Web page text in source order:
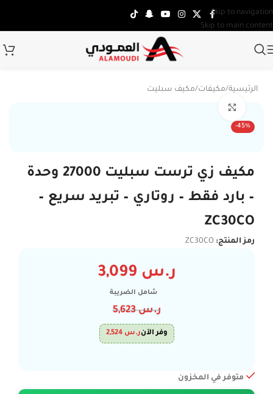
Skip to navigation
Skip to main content
الرئيسية/مكيفات/مكيف سبليت
-45%
مكيف زي ترست سبليت 27000 وحدة
– بارد فقط – روتاري – تبريد سريع –
ZC30CO
رمز المنتج: ZC30CO
ر.س
شامل الضريبة
ر.س5,623
وفر الآنر.س 2,524
متوفر في المخزون